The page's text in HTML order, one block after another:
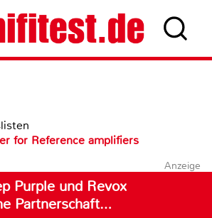
for Reference amplifiers
Anzeige
Purple und Revox
Partnerschaft…